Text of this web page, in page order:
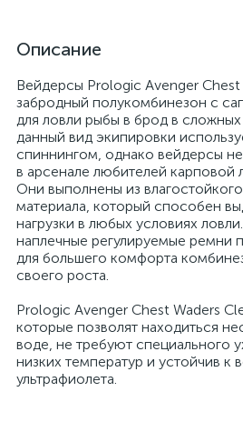
Описание
Вейдерсы Prologic Avenger
забродный полукомбинезон с
для ловли рыбы в брод в
данный вид экипировки
спиннингом, однако вейдерсы
в арсенале любителей карповой
Они выполнены из
материала, который способен
нагрузки в любых условиях
наплечные регулируемые ремни
для большего комфорта
своего роста.
Prologic Avenger Chest Waders
которые позволят находиться
воде, не требуют специального
низких температур и устойчив к
ультрафиолета.